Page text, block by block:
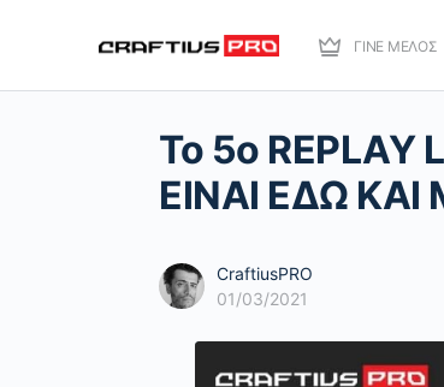
ΓΙΝΕ ΜΕΛΟΣ
Το 5o
ΕΙΝΑΙ ΕΔΩ
CraftiusPRO
01/03/2021